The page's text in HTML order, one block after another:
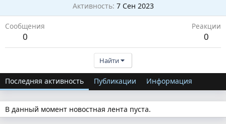
Активность 7 Сен 2023
Сообщения
0
Реакции
0
Найти
Последняя активность Публикации Информация
В данный момент новостная лента пуста.